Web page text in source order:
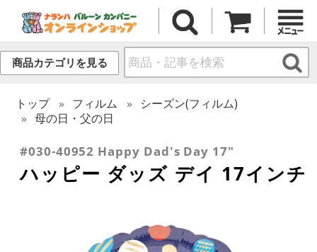
商品カテゴリを見る
トップ フィルム
シーズン(フィルム)
母の日・父の日
#030-40952 Happy Dad's Day 17"
ハッピー ダッズ デイ 17インチ